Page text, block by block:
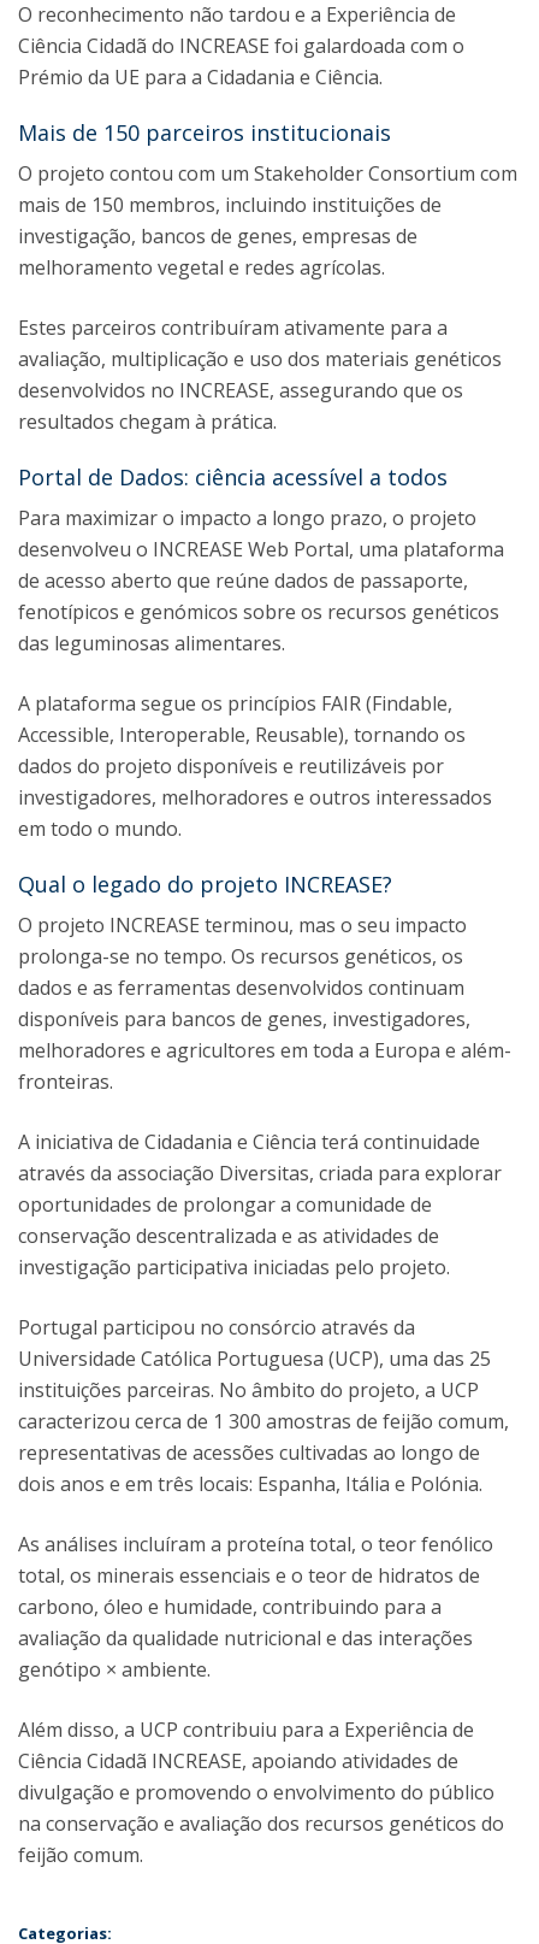
O reconhecimento não tardou e a Experiência de
Ciência Cidadã do INCREASE foi galardoada com o
Prémio da UE para a Cidadania e Ciência.
Mais de 150 parceiros institucionais
O projeto contou com um Stakeholder Consortium com
mais de 150 membros, incluindo instituições de
investigação, bancos de genes, empresas de
melhoramento vegetal e redes agrícolas.
Estes parceiros contribuíram ativamente para a
avaliação, multiplicação e uso dos materiais genéticos
desenvolvidos no INCREASE, assegurando que os
resultados chegam à prática.
Portal de Dados: ciência acessível a todos
Para maximizar o impacto a longo prazo, o projeto
desenvolveu o INCREASE Web Portal, uma plataforma
de acesso aberto que reúne dados de passaporte,
fenotípicos e genómicos sobre os recursos genéticos
das leguminosas alimentares.
A plataforma segue os princípios FAIR (Findable,
Accessible, Interoperable, Reusable), tornando os
dados do projeto disponíveis e reutilizáveis por
investigadores, melhoradores e outros interessados
em todo o mundo.
Qual o legado do projeto INCREASE?
O projeto INCREASE terminou, mas o seu impacto
prolonga-se no tempo. Os recursos genéticos, os
dados e as ferramentas desenvolvidos continuam
disponíveis para bancos de genes, investigadores,
melhoradores e agricultores em toda a Europa e além-
fronteiras.
A iniciativa de Cidadania e Ciência terá continuidade
através da associação Diversitas, criada para explorar
oportunidades de prolongar a comunidade de
conservação descentralizada e as atividades de
investigação participativa iniciadas pelo projeto.
Portugal participou no consórcio através da
Universidade Católica Portuguesa (UCP), uma das 25
instituições parceiras. No âmbito do projeto, a UCP
caracterizou cerca de 1 300 amostras de feijão comum,
representativas de acessões cultivadas ao longo de
dois anos e em três locais: Espanha, Itália e Polónia.
As análises incluíram a proteína total, o teor fenólico
total, os minerais essenciais e o teor de hidratos de
carbono, óleo e humidade, contribuindo para a
avaliação da qualidade nutricional e das interações
genótipo × ambiente.
Além disso, a UCP contribuiu para a Experiência de
Ciência Cidadã INCREASE, apoiando atividades de
divulgação e promovendo o envolvimento do público
na conservação e avaliação dos recursos genéticos do
feijão comum.
Categorias: